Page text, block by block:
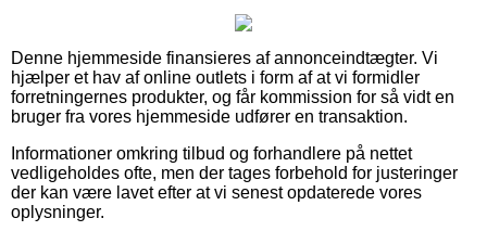
Denne hjemmeside finansieres af annonceindtægter. Vi
hjælper et hav af online outlets i form af at vi formidler
forretningernes produkter, og får kommission for så vidt en
bruger fra vores hjemmeside udfører en transaktion.
Informationer omkring tilbud og forhandlere på nettet
vedligeholdes ofte, men der tages forbehold for justeringer
der kan være lavet efter at vi senest opdaterede vores
oplysninger.